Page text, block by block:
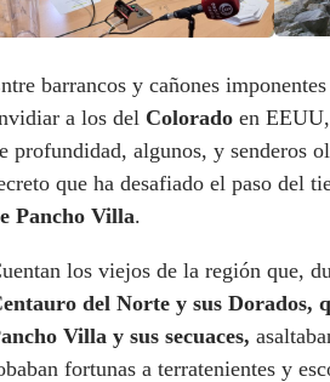
barrancos y cañones
a los del Colorado en
profundidad, algunos, y senderos
que ha desafiado el paso del
Pancho Villa.
los viejos de la región que,
del Norte y sus Dorados,
Villa y sus secuaces,
fortunas a terratenientes y